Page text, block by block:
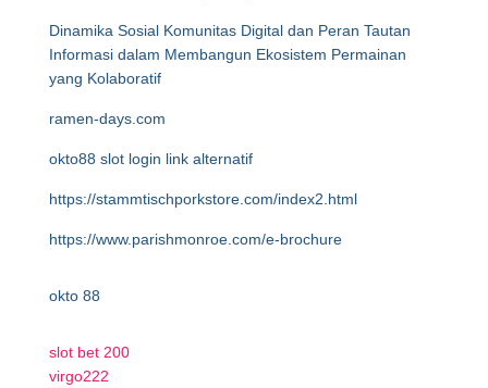
Dinamika Sosial Komunitas Digital dan Peran Tautan
Informasi dalam Membangun Ekosistem Permainan
yang Kolaboratif
ramen-days.com
okto88 slot login link alternatif
https://stammtischporkstore.com/index2.html
https://www.parishmonroe.com/e-brochure
okto 88
slot bet 200
virgo222